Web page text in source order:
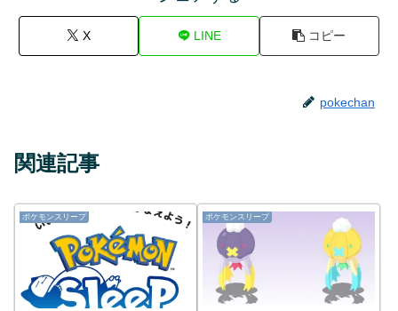
X LINE コピー
pokechan
関連記事
ポケモンスリープ ポケモンスリープ